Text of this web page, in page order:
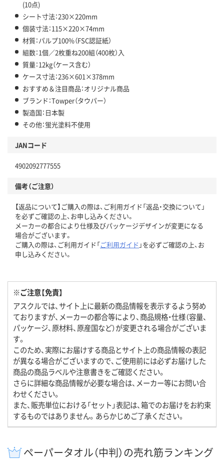
(10点)
シート寸法：230×220mm
個装寸法：115×220×74mm
材質：パルプ100%（FSC認証紙）
組数：1個／2枚重ね200組（400枚）入
質量：12kg（ケース含む）
ケース寸法：236×601×378mm
おすすめ＆注目商品：オリジナル商品
ブランド：Towper（タウパー）
製造国：日本製
その他：蛍光塗料不使用
JANコード
4902092777555
備考（ご注意）
【返品について】ご購入の際は、ご利用ガイド「返品・交換について」
を必ずご確認の上、お申し込みください。
メーカーの都合により仕様及びパッケージデザインが変更になる
場合がございます。
ご購入の際は、ご利用ガイド「ご利用ガイド 」を必ずご確認の上、お
申し込みください。
※ご注意【免責】
アスクルでは、サイト上に最新の商品情報を表示するよう努め
ておりますが、メーカーの都合等により、商品規格・仕様（容量、
パッケージ、原材料、原産国など）が変更される場合がございま
す。
このため、実際にお届けする商品とサイト上の商品情報の表記
が異なる場合がございますので、ご使用前には必ずお届けした
商品の商品ラベルや注意書きをご確認ください。
さらに詳細な商品情報が必要な場合は、メーカー等にお問い合
わせください。
また、販売単位における「セット」表記は、箱でのお届けをお約束
するものではありません。あらかじめご了承ください。
ペーパータオル（中判）の売れ筋ランキング